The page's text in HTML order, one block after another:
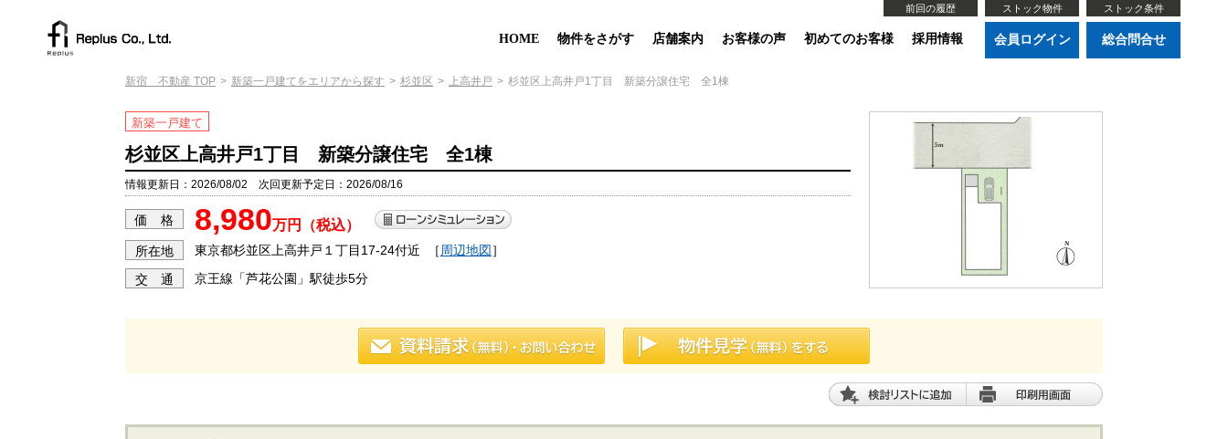
前回の履歴 ストック物件 ストック条件
会員ログイン 総合問合せ
HOME 物件をさがす 店舗案内 お客様の声 初めてのお客様 採用情報
新宿 不動産 TOP 新築一戸建てをエリアから探す 杉並区 上高井戸 杉並区上高井戸1丁目 新築分譲住宅 全1棟
新築一戸建て
杉並区上高井戸1丁目 新築分譲住宅 全1棟
情報更新日：2026/08/02 次回更新予定日：2026/08/16
価 格 8,980万円（税込）
所在地 東京都杉並区上高井戸１丁目17-24付近 ［ 周辺地図］
交 通 京王線「芦花公園」駅徒歩5分